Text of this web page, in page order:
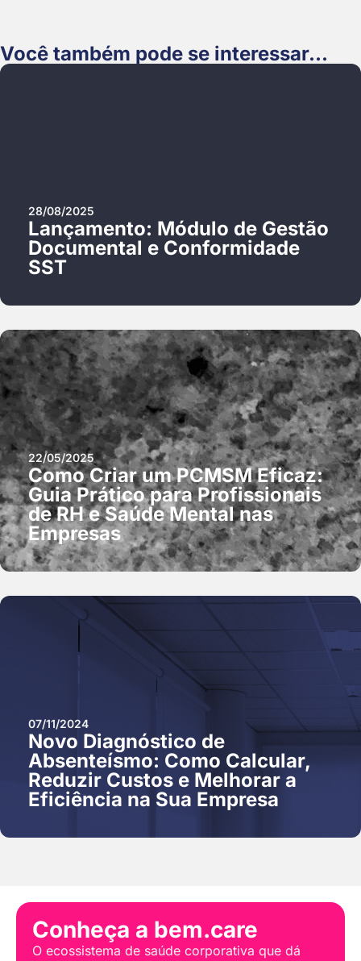
Você também pode se interessar...
28/08/2025
Lançamento: Módulo de Gestão
Documental e Conformidade
SST
22/05/2025
Como Criar um PCMSM Eficaz:
Guia Prático para Profissionais
de RH e Saúde Mental nas
Empresas
07/11/2024
Novo Diagnóstico de
Absenteísmo: Como Calcular,
Reduzir Custos e Melhorar a
Eficiência na Sua Empresa
Conheça a bem.care
O ecossistema de saúde corporativa que dá